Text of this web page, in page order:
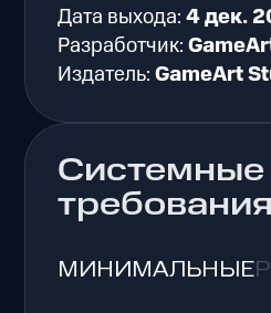
Дата выхода:4 дек.
Разработчик:
Издатель:GameArt
Системные
требования
МИНИМАЛЬНЫЕ